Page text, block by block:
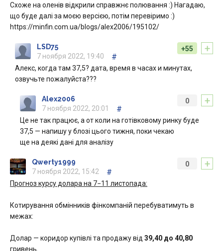
Схоже на оленів відкрили справжнє полювання :) Нагадаю,
що буде далі за моєю версією, потім перевіримо :)
https://minfin.com.ua/blogs/alex2006/195102/
+
+55
LSD75
7 ноября 2022, 19:40
#
Алекс, когда там 37,5? дата, время в часах и минутах,
озвучьте пожалуйста???
+
0
Alex2006
7 ноября 2022, 20:01
#
Це не так працює, а от коли на готівковому ринку буде
37,5 — напишу у блозі цього тижня, поки чекаю
ще на деякі дані для аналізу
+
0
Qwerty1999
7 ноября 2022, 15:42
#
Прогноз курсу долара на 7−11 листопада:
Котирування обмінників фінкомпаній перебуватимуть в
межах:
Долар — коридор купівлі та продажу від 39,40 до 40,80
гривень.